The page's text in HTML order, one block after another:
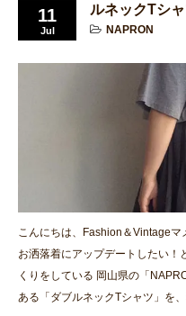
11
Jul
ルネックTシ
NAPRON
こんにちは、Fashion＆Vintageマ
お洒落着にアップデートしたい！
くりをしている 岡山県の「
ある「ダブルネックTシャツ」を